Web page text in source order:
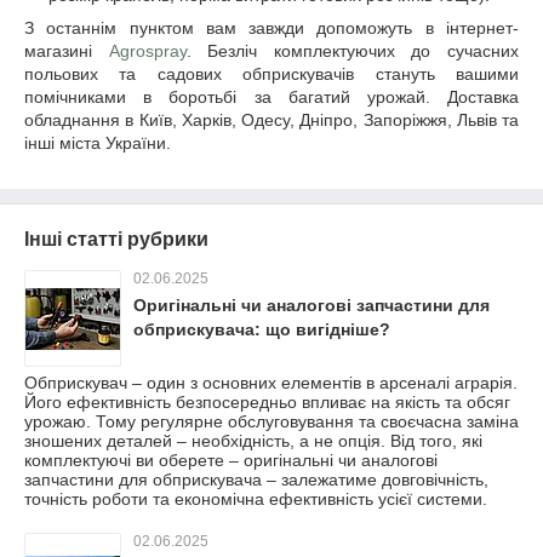
З останнім пунктом вам завжди допоможуть в інтернет-
магазині Agrospray. Безліч комплектуючих до сучасних
польових та садових обприскувачів стануть вашими
помічниками в боротьбі за багатий урожай. Доставка
обладнання в Київ, Харків, Одесу, Дніпро, Запоріжжя, Львів та
інші міста України.
Інші статті рубрики
02.06.2025
Оригінальні чи аналогові запчастини для
обприскувача: що вигідніше?
Обприскувач – один з основних елементів в арсеналі аграрія.
Його ефективність безпосередньо впливає на якість та обсяг
урожаю. Тому регулярне обслуговування та своєчасна заміна
зношених деталей – необхідність, а не опція. Від того, які
комплектуючі ви оберете – оригінальні чи аналогові
запчастини для обприскувача – залежатиме довговічність,
точність роботи та економічна ефективність усієї системи.
02.06.2025